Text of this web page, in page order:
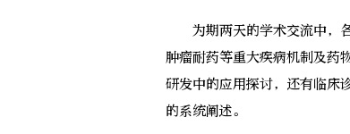
为期两天的学术交流中，各
肿瘤耐药等重大疾病机制及药
研发中的应用探讨，还有临床
的系统阐述。